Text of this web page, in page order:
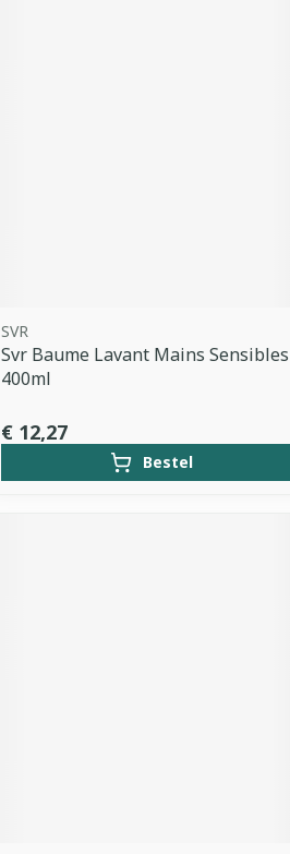
SVR
Svr Baume Lavant Mains Sensibles
400ml
€ 12,27
Bestel